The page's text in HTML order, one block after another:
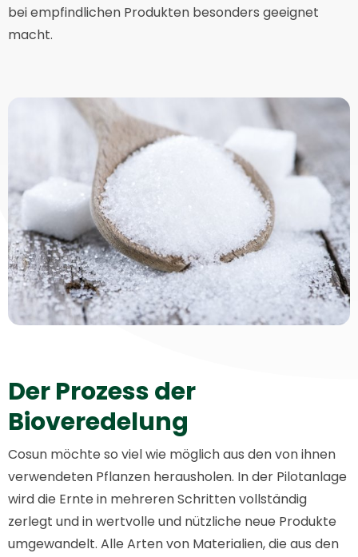
bei empfindlichen Produkten besonders geeignet
macht.
Der Prozess der
Bioveredelung
Cosun möchte so viel wie möglich aus den von ihnen
verwendeten Pflanzen herausholen. In der Pilotanlage
wird die Ernte in mehreren Schritten vollständig
zerlegt und in wertvolle und nützliche neue Produkte
umgewandelt. Alle Arten von Materialien, die aus den